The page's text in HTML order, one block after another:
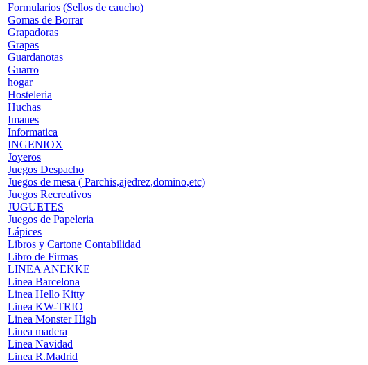
Formularios (Sellos de caucho)
Gomas de Borrar
Grapadoras
Grapas
Guardanotas
Guarro
hogar
Hosteleria
Huchas
Imanes
Informatica
INGENIOX
Joyeros
Juegos Despacho
Juegos de mesa ( Parchis,ajedrez,domino,etc)
Juegos Recreativos
JUGUETES
Juegos de Papeleria
Lápices
Libros y Cartone Contabilidad
Libro de Firmas
LINEA ANEKKE
Linea Barcelona
Linea Hello Kitty
Linea KW-TRIO
Linea Monster High
Linea madera
Linea Navidad
Linea R.Madrid